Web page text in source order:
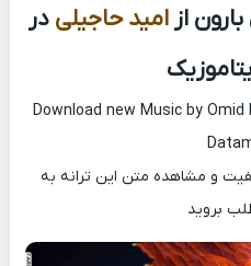
ازامید حاجیلی در
Download new Music by
و مشاهده متن این ترانه به
بروید